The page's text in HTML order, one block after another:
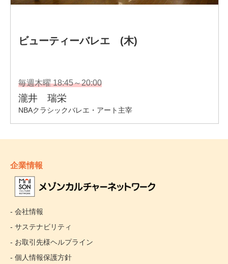
企業情報
- 会社情報
- サステナビリティ
- お取引先様ヘルプライン
- 個人情報保護方針